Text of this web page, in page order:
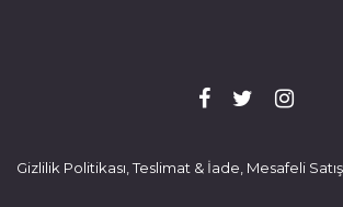
Gizlilik Politikası, Teslimat & İade, Mesafeli